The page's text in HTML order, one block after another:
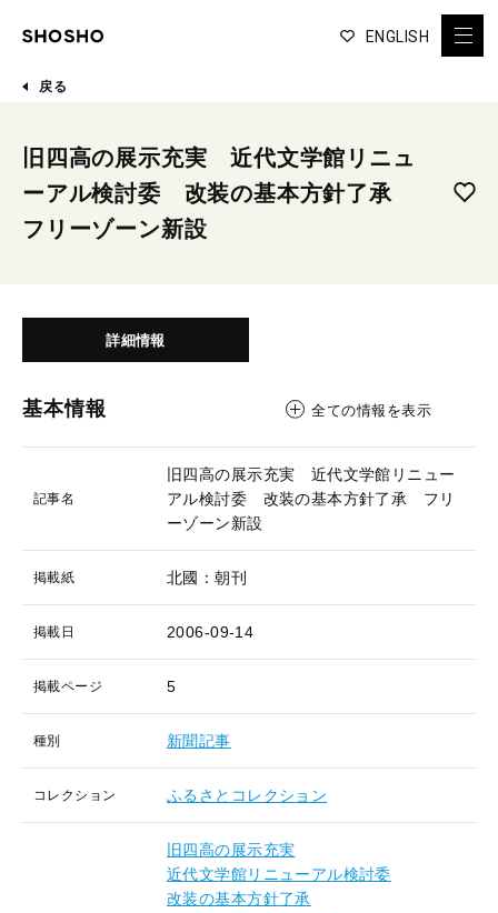
ENGLISH
戻る
旧四高の展示充実 近代文学館リニュ
ーアル検討委 改装の基本方針了承
フリーゾーン新設
詳細情報
基本情報 全ての情報を表示
記事名
旧四高の展示充実 近代文学館リニュー
アル検討委 改装の基本方針了承 フリ
ーゾーン新設
掲載紙 北國：朝刊
掲載日 2006-09-14
掲載ページ 5
種別 新聞記事
コレクション ふるさとコレクション
旧四高の展示充実
近代文学館リニューアル検討委
改装の基本方針了承